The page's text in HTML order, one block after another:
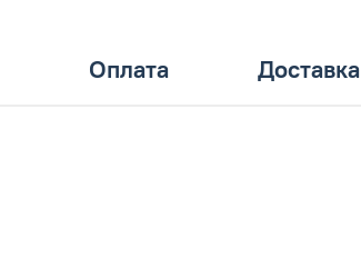
Оплата Доставка